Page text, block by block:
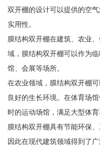
双开棚的设计可以提供的空
实用性。
膜结构双开棚在建筑、农业
域，膜结构双开棚可以作为
馆、会展等场所。
在农业领域，膜结构双开棚
良好的生长环境。在体育场
时的运动场馆，满足大型体育
膜结构双开棚具有节能环保
因此在现代建筑领域得到了广